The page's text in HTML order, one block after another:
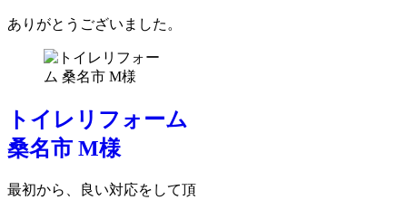
ありがとうございました。
トイレリフォーム
桑名市 M様
最初から、良い対応をして頂